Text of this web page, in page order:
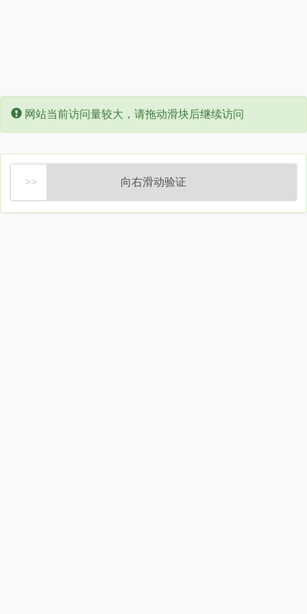
Error:
网站当前访问量较大，请拖动滑块后继续访问
向右滑动验证